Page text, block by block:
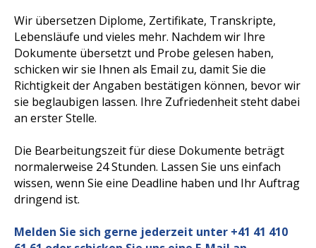
Wir übersetzen Diplome, Zertifikate, Transkripte,
Lebensläufe und vieles mehr. Nachdem wir Ihre
Dokumente übersetzt und Probe gelesen haben,
schicken wir sie Ihnen als Email zu, damit Sie die
Richtigkeit der Angaben bestätigen können, bevor wir
sie beglaubigen lassen. Ihre Zufriedenheit steht dabei
an erster Stelle.
Die Bearbeitungszeit für diese Dokumente beträgt
normalerweise 24 Stunden. Lassen Sie uns einfach
wissen, wenn Sie eine Deadline haben und Ihr Auftrag
dringend ist.
Melden Sie sich gerne jederzeit unter +41 41 410